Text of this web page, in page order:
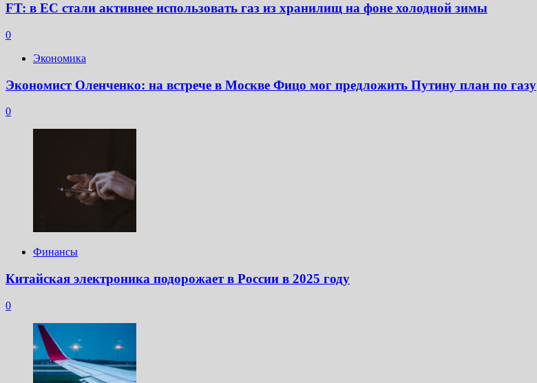
FT: в ЕС стали активнее использовать газ из хранилищ на фоне холодной зимы
0
Экономика
Экономист Оленченко: на встрече в Москве Фицо мог предложить Путину план по газу
0
Финансы
Китайская электроника подорожает в России в 2025 году
0